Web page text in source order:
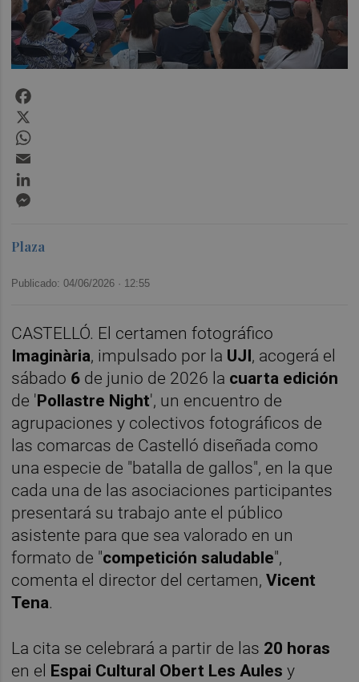
Plaza
Publicado: 04/06/2026 · 12:55
CASTELLÓ. El certamen fotográfico
Imaginària, impulsado por la UJI, acogerá el
sábado 6 de junio de 2026 la cuarta edición
de 'Pollastre Night', un encuentro de
agrupaciones y colectivos fotográficos de
las comarcas de Castelló diseñada como
una especie de "batalla de gallos", en la que
cada una de las asociaciones participantes
presentará su trabajo ante el público
asistente para que sea valorado en un
formato de "competición saludable",
comenta el director del certamen,Vicent
Tena.
La cita se celebrará a partir de las 20 horas
en el Espai Cultural Obert Les Aules y